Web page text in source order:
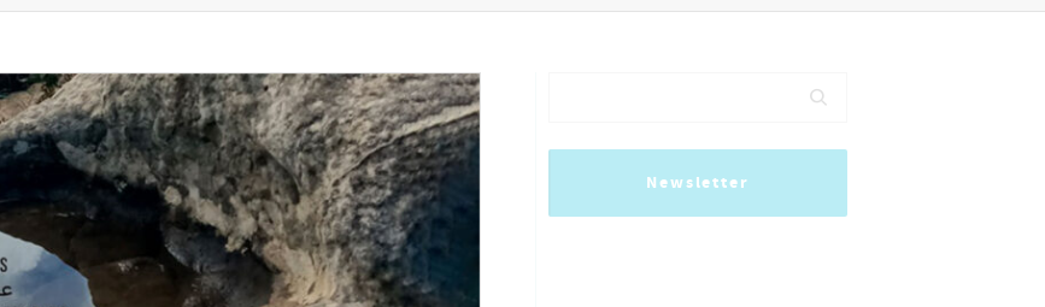
Newsletter